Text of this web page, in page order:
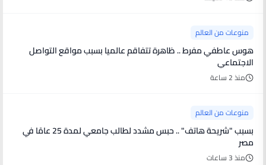
منوعات من العالم
هوس عاطفي مفرط .. ظاهرة تتفاقم عالميا بسبب مواقع التواصل
الاجتماعي
منذ 2 ساعة
منوعات من العالم
بسبب "شريحة هاتف" .. حبس مشدد لطالب جامعي لمدة 25 عامًا في
مصر
منذ 3 ساعات